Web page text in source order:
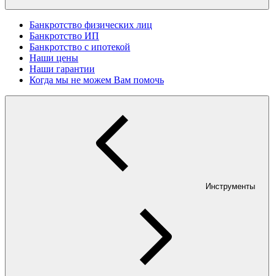
Банкротство физических лиц
Банкротство ИП
Банкротство с ипотекой
Наши цены
Наши гарантии
Когда мы не можем Вам помочь
Инструменты